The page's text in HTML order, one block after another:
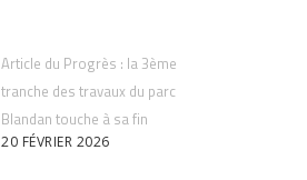
Article du Progrès : la 3ème
tranche des travaux du parc
Blandan touche à sa fin
20 FÉVRIER 2026